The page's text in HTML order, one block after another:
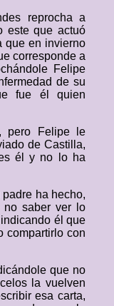
reprocha a
este que actuó
que en invierno
corresponde a
Felipe
de su
fue él quien
pero Felipe le
de Castilla,
él y no lo ha
ha hecho,
no saber ver lo
él que
compartirlo con
que no
la vuelven
esa carta,